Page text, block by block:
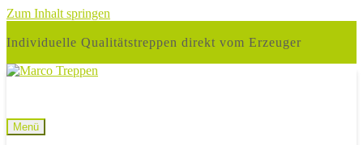
Zum Inhalt springen
Individuelle Qualitätstreppen direkt vom Erzeuger
Menü